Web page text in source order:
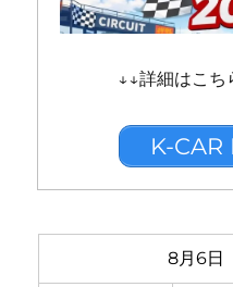
↓↓詳細はこち
K-CAR
8月6日